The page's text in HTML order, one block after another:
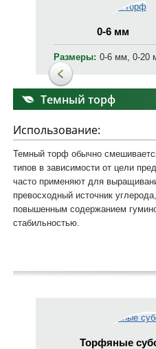
0-6 мм
Размеры: 0-6 мм, 0-20
Темный торф
Использование:
Темный торф обычно
типов в зависимости от цели
часто применяют для
превосходный источник
повышенным содержанием
стабильностью.
Торфяные